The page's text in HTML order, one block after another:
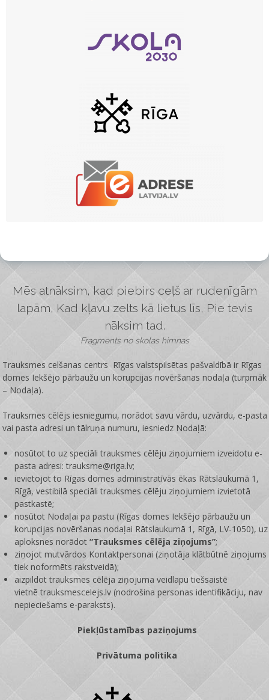
Mēs atnāksim, kad piebirs ceļš ar rudenīgām
lapām, Kad kļavu zelts kā lietus līs, Pie tevis
nāksim tad.
Fragments no skolas himnas
Trauksmes celšanas centrs Rīgas valstspilsētas pašvaldībā ir Rīgas
domes Iekšējo pārbaužu un korupcijas novēršanas nodaļa (turpmāk
– Nodaļa).
Trauksmes cēlējs iesniegumu, norādot savu vārdu, uzvārdu, e-pasta
vai pasta adresi un tālruņa numuru, iesniedz Nodaļā:
nosūtot to uz speciāli trauksmes cēlēju ziņojumiem izveidotu e-
pasta adresi: trauksme@riga.lv;
ievietojot to Rīgas domes administratīvās ēkas Rātslaukumā 1,
Rīgā, vestibilā speciāli trauksmes cēlēju ziņojumiem izvietotā
pastkastē;
nosūtot Nodaļai pa pastu (Rīgas domes Iekšējo pārbaužu un
korupcijas novēršanas nodaļai Rātslaukumā 1, Rīgā, LV-1050), uz
aploksnes norādot“Trauksmes cēlēja ziņojums”;
ziņojot mutvārdos Kontaktpersonai (ziņotāja klātbūtnē ziņojums
tiek noformēts rakstveidā);
aizpildot trauksmes cēlēja ziņojuma veidlapu tiešsaistē
vietnētrauksmescelejs.lv (nodrošina personas identifikāciju, nav
nepieciešams e-paraksts).
Piekļūstamības paziņojums
Privātuma politika